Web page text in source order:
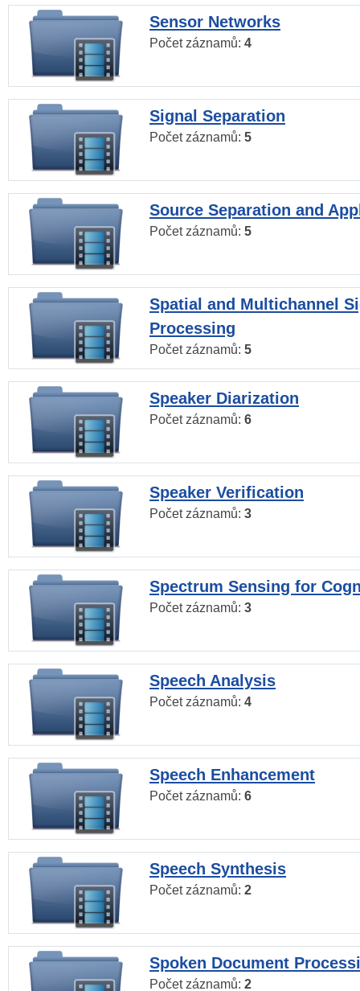
Sensor Networks
Počet záznamů: 4
Signal Separation
Počet záznamů: 5
Source Separation and
Počet záznamů: 5
Spatial and Multichannel
Processing
Počet záznamů: 5
Speaker Diarization
Počet záznamů: 6
Speaker Verification
Počet záznamů: 3
Spectrum Sensing for
Počet záznamů: 3
Speech Analysis
Počet záznamů: 4
Speech Enhancement
Počet záznamů: 6
Speech Synthesis
Počet záznamů: 2
Spoken Document
Počet záznamů: 2